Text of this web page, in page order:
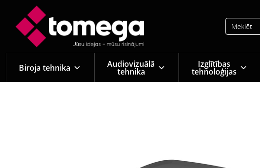
Skip to main content
Biroja tehnika Audiovizuālā
tehnika
Izglītības
tehnoloģijas